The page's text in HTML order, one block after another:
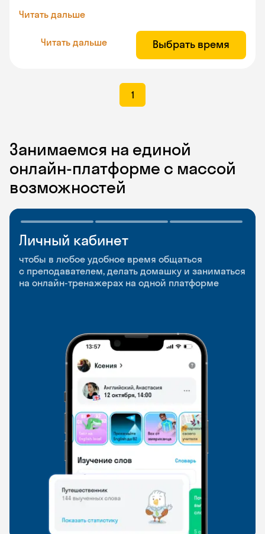
Читать дальше
Читать дальше Выбрать время
1
Занимаемся на единой
онлайн-платформе с массой
возможностей
Личный кабинет
чтобы в любое удобное время общаться
с преподавателем, делать домашку и заниматься
на онлайн-тренажерах на одной платформе
Мобильное
приложение
чтобы заниматься и изучать новые слова где
и когда удобно
Разговорные клубы
и Talks
Групповые занятия для разговорной практики
и индивидуальные встречи с преподавателями